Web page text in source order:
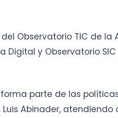
Observatorio TIC de la
y Observatorio
parte de las
Abinader,